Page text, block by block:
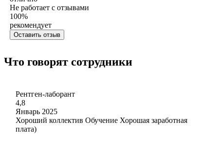
Не работает с отзывами
100%
рекомендует
Оставить отзыв
Что говорят сотрудники
Рентген-лаборант
4,8
Январь 2025
Хороший коллектив Обучение Хорошая заработная
плата)